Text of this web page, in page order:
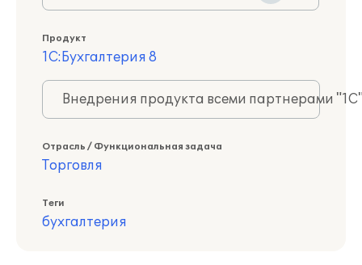
Продукт
1С:Бухгалтерия 8
Внедрения продукта всеми партнерами
Отрасль / Функциональная задача
Торговля
Теги
бухгалтерия